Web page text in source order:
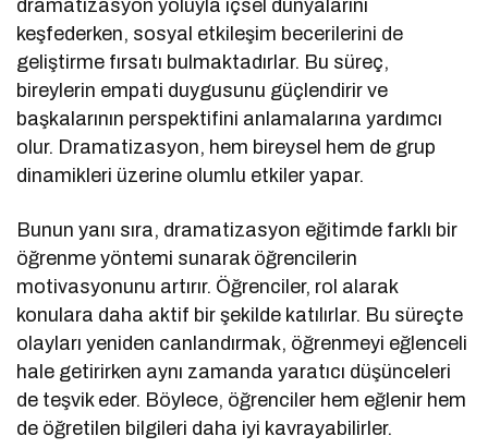
dramatizasyon yoluyla içsel dünyalarını
keşfederken, sosyal etkileşim becerilerini de
geliştirme fırsatı bulmaktadırlar. Bu süreç,
bireylerin empati duygusunu güçlendirir ve
başkalarının perspektifini anlamalarına yardımcı
olur. Dramatizasyon, hem bireysel hem de grup
dinamikleri üzerine olumlu etkiler yapar.
Bunun yanı sıra, dramatizasyon eğitimde farklı bir
öğrenme yöntemi sunarak öğrencilerin
motivasyonunu artırır. Öğrenciler, rol alarak
konulara daha aktif bir şekilde katılırlar. Bu süreçte
olayları yeniden canlandırmak, öğrenmeyi eğlenceli
hale getirirken aynı zamanda yaratıcı düşünceleri
de teşvik eder. Böylece, öğrenciler hem eğlenir hem
de öğretilen bilgileri daha iyi kavrayabilirler.